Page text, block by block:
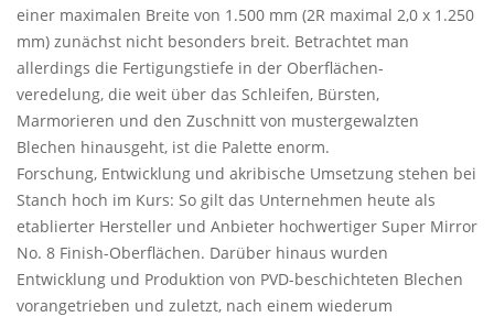
einer maximalen Breite von 1.500 mm (2R maximal 2,0 x 1.250
mm) zunächst nicht besonders breit. Betrachtet man
allerdings die Fertigungstiefe in der Oberflächen-
veredelung, die weit über das Schleifen, Bürsten,
Marmorieren und den Zuschnitt von mustergewalzten
Blechen hinausgeht, ist die Palette enorm.
Forschung, Entwicklung und akribische Umsetzung stehen bei
Stanch hoch im Kurs: So gilt das Unternehmen heute als
etablierter Hersteller und Anbieter hochwertiger Super Mirror
No. 8 Finish-Oberflächen. Darüber hinaus wurden
Entwicklung und Produktion von PVD-beschichteten Blechen
vorangetrieben und zuletzt, nach einem wiederum